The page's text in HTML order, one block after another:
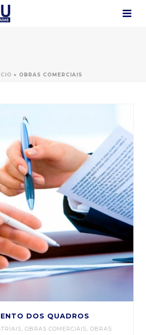
» OBRAS COMERCIAIS
DOS QUADROS
, OBRAS COMERCIAIS, OBRAS